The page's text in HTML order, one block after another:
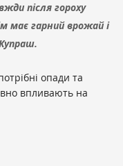
після гороху
має гарний врожай і
опади та
впливають на